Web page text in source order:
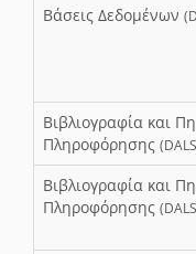
Βάσεις Δεδομένων
Βιβλιογραφία και
Πληροφόρησης
Βιβλιογραφία και
Πληροφόρησης